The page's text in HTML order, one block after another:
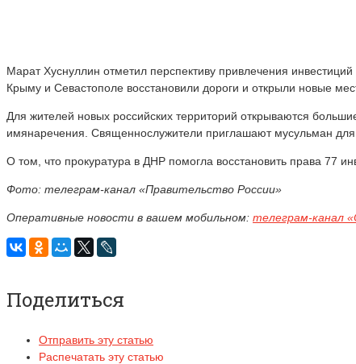
Марат Хуснуллин отметил перспективу привлечения
Крыму и Севастополе восстановили дороги и открыли новые
Для жителей новых российских территорий открываются
имянаречения. Священнослужители приглашают мусульман
О том, что прокуратура в ДНР помогла восстановить права 77
Фото: телеграм-канал «Правительство России»
Оперативные новости в вашем мобильном: телеграм-канал
Поделиться
Отправить эту статью
Распечатать эту статью